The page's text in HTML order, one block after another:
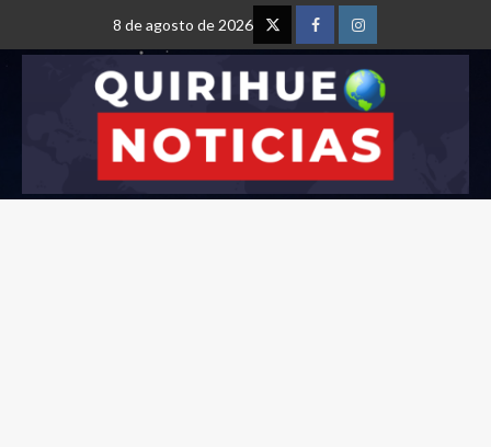
8 de agosto de 2026